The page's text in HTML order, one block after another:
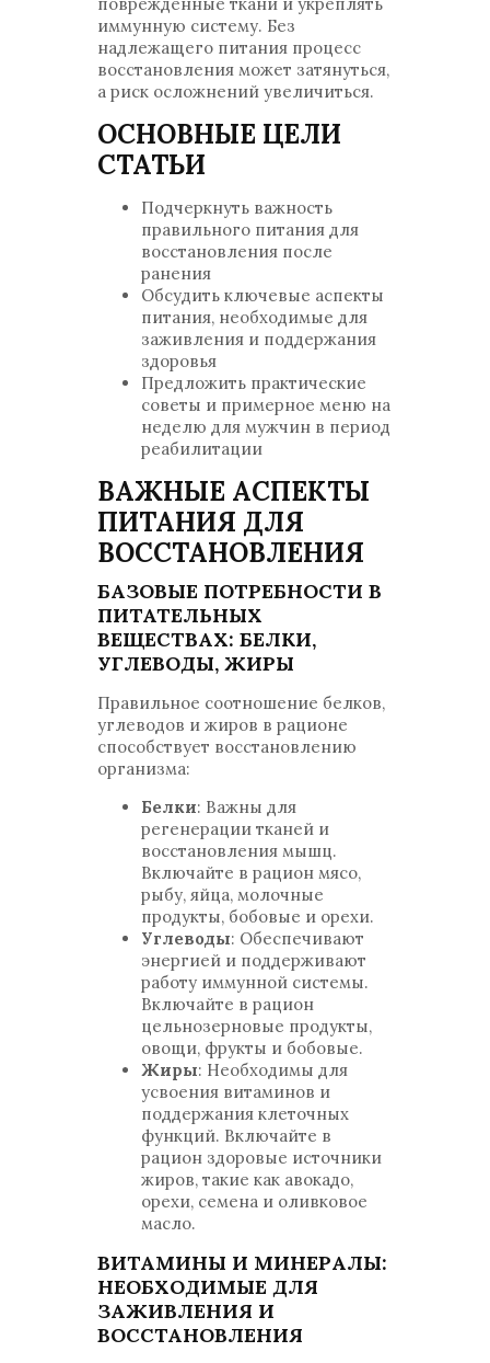
иммунную систему. Без
надлежащего питания процесс
восстановления может затянуться,
а риск осложнений увеличиться.
ОСНОВНЫЕ ЦЕЛИ
СТАТЬИ
Подчеркнуть важность
правильного питания для
восстановления после
ранения
Обсудить ключевые аспекты
питания, необходимые для
заживления и поддержания
здоровья
Предложить практические
советы и примерное меню на
неделю для мужчин в период
реабилитации
ВАЖНЫЕ АСПЕКТЫ
ПИТАНИЯ ДЛЯ
ВОССТАНОВЛЕНИЯ
БАЗОВЫЕ ПОТРЕБНОСТИ В
ПИТАТЕЛЬНЫХ
ВЕЩЕСТВАХ: БЕЛКИ,
УГЛЕВОДЫ, ЖИРЫ
Правильное соотношение белков,
углеводов и жиров в рационе
способствует восстановлению
организма:
Белки: Важны для
регенерации тканей и
восстановления мышц.
Включайте в рацион мясо,
рыбу, яйца, молочные
продукты, бобовые и орехи.
Углеводы: Обеспечивают
энергией и поддерживают
работу иммунной системы.
Включайте в рацион
цельнозерновые продукты,
овощи, фрукты и бобовые.
Жиры: Необходимы для
усвоения витаминов и
поддержания клеточных
функций. Включайте в
рацион здоровые источники
жиров, такие как авокадо,
орехи, семена и оливковое
масло.
ВИТАМИНЫ И МИНЕРАЛЫ:
НЕОБХОДИМЫЕ ДЛЯ
ЗАЖИВЛЕНИЯ И
ВОССТАНОВЛЕНИЯ